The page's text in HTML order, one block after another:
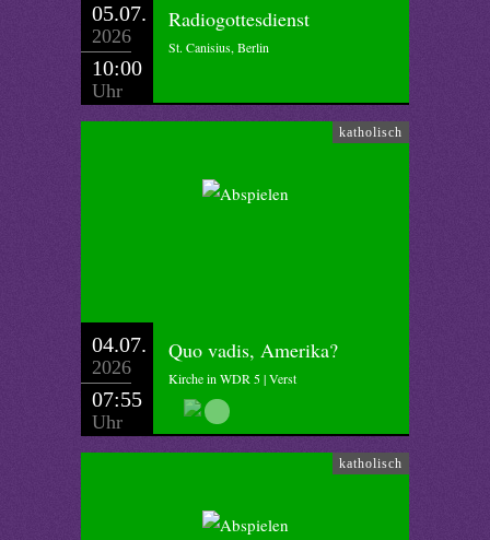
05.07.
2026
10:00
Uhr
Radiogottesdienst
St. Canisius, Berlin
katholisch
04.07.
2026
07:55
Uhr
Quo vadis, Amerika?
Kirche in WDR 5 | Verst
katholisch